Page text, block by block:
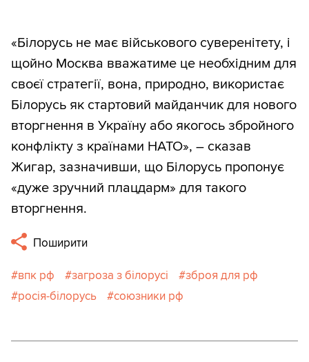
«Білорусь не має військового суверенітету, і
щойно Москва вважатиме це необхідним для
своєї стратегії, вона, природно, використає
Білорусь як стартовий майданчик для нового
вторгнення в Україну або якогось збройного
конфлікту з країнами НАТО», – сказав
Жигар, зазначивши, що Білорусь пропонує
«дуже зручний плацдарм» для такого
вторгнення.
Поширити
впк рф загроза з білорусі
зброя для рф
росія-білорусь
союзники рф